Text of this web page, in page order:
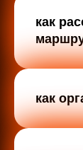
как
как